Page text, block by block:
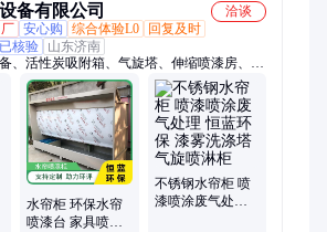
备有限公司
洽谈
厂 安心购 综合体验L0
回复及时
核验
山东济南
、活性炭吸附箱、气旋塔、伸缩喷漆房、喷
滤筒除尘器
水帘柜 环保水帘
喷漆台 家具喷漆
不锈钢水帘柜 喷
漆喷涂废气处理